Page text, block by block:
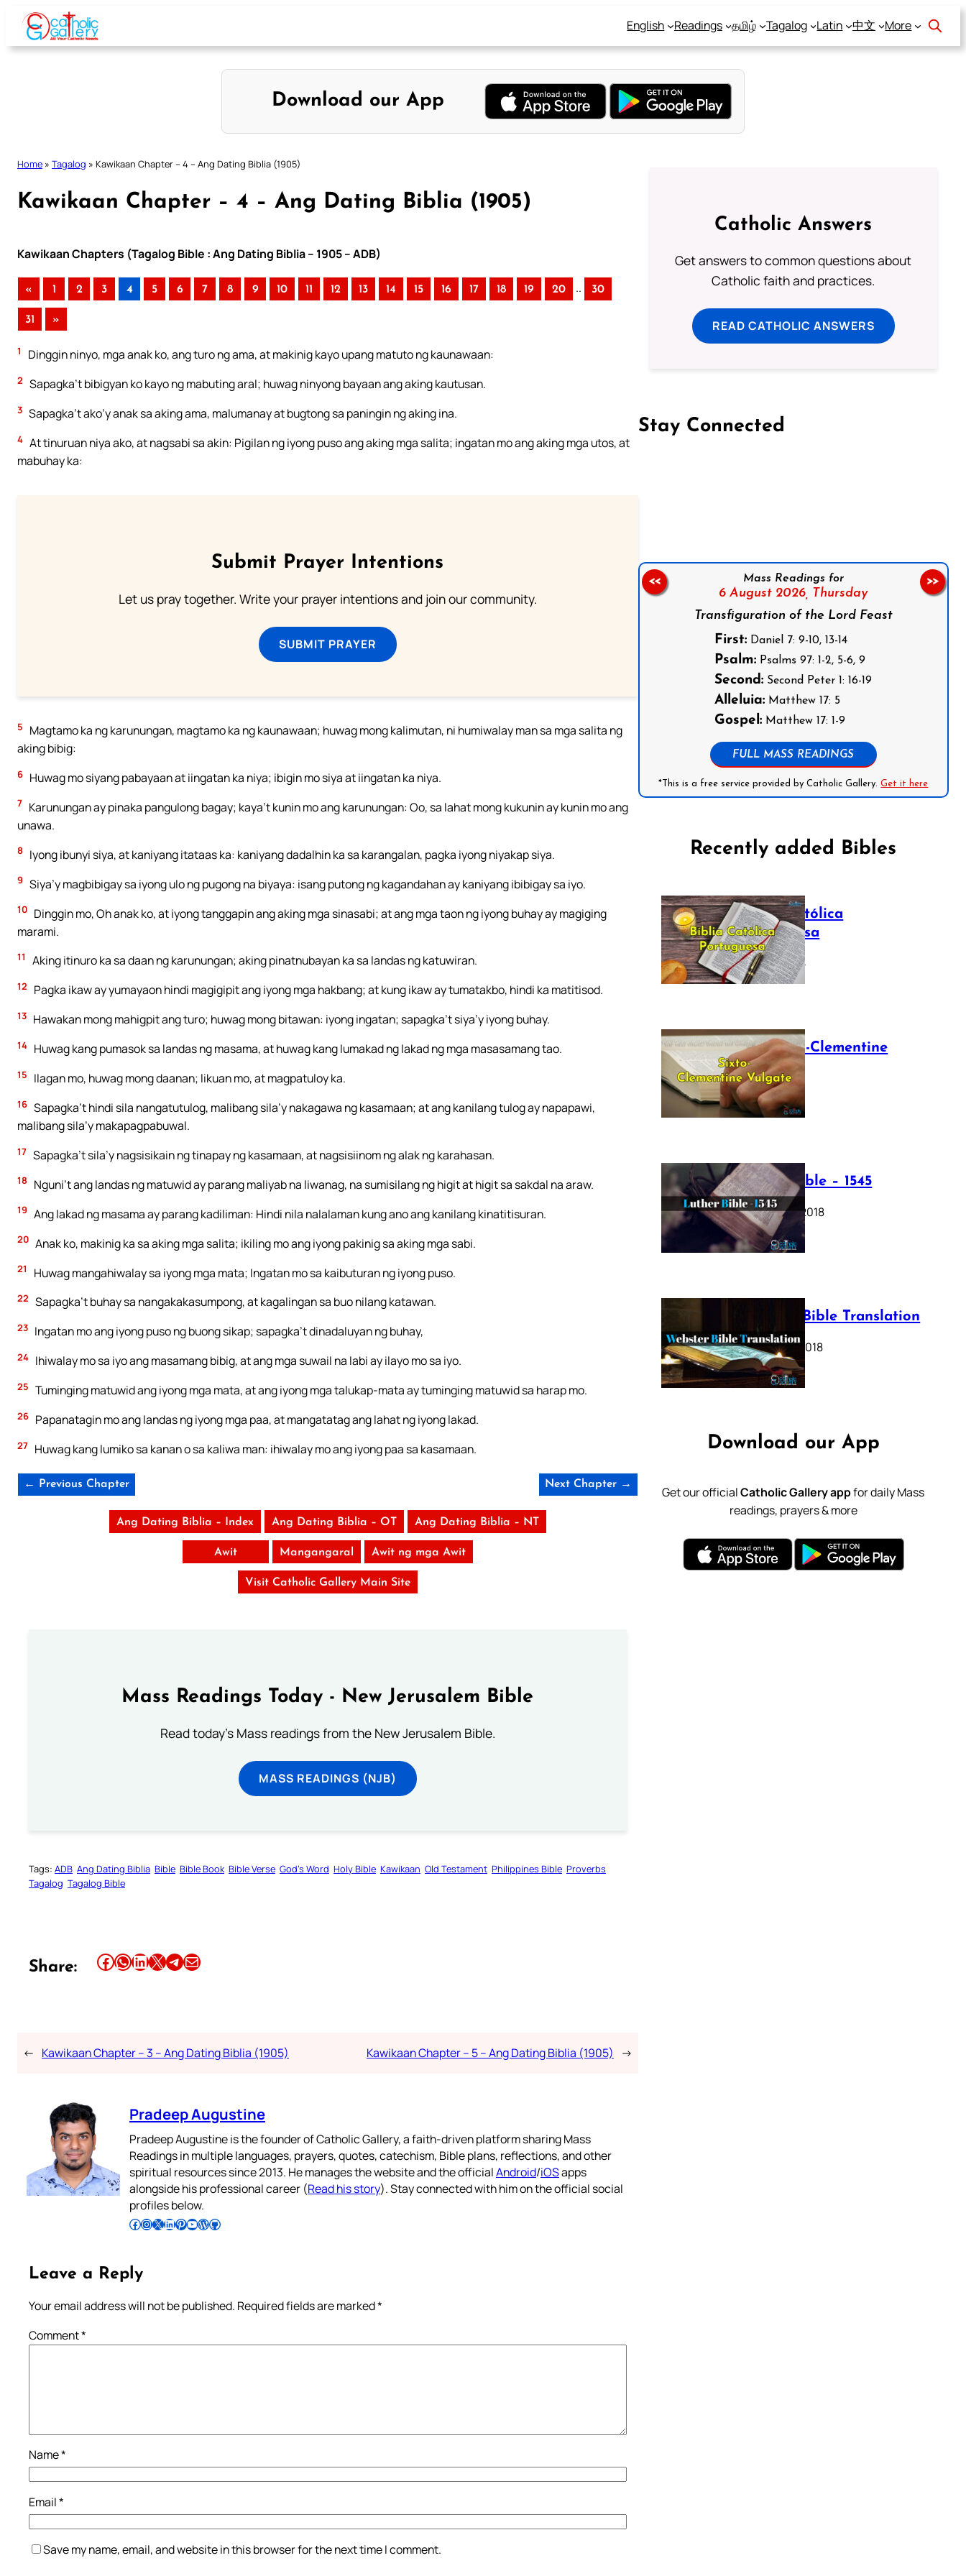
Skip
content
English Readings தமிழ் Tagalog Latin 中文 More
Download our App
Home » Tagalog » Kawikaan Chapter – 4 – Ang Dating Biblia (1905)
Kawikaan Chapter – 4 – Ang Dating Biblia (1905)
Kawikaan Chapters (Tagalog Bible : Ang Dating Biblia – 1905 – ADB)
« 1 2 3 4 5 6 7 8 9 10 11 12 13 14 15 16 17 18 19 20 .. 30
31 »
1 Dinggin ninyo, mga anak ko, ang turo ng ama, at makinig kayo upang matuto ng kaunawaan:
2 Sapagka’t bibigyan ko kayo ng mabuting aral; huwag ninyong bayaan ang aking kautusan.
3 Sapagka’t ako’y anak sa aking ama, malumanay at bugtong sa paningin ng aking ina.
4 At tinuruan niya ako, at nagsabi sa akin: Pigilan ng iyong puso ang aking mga salita; ingatan mo ang aking mga utos, at
mabuhay ka:
Submit Prayer Intentions
Let us pray together. Write your prayer intentions and join our community.
SUBMIT PRAYER
5
Magtamo ka ng karunungan, magtamo ka ng kaunawaan; huwag mong kalimutan, ni humiwalay man sa mga salita ng
aking bibig:
6 Huwag mo siyang pabayaan at iingatan ka niya; ibigin mo siya at iingatan ka niya.
7 Karunungan ay pinaka pangulong bagay; kaya’t kunin mo ang karunungan: Oo, sa lahat mong kukunin ay kunin mo ang
unawa.
8 Iyong ibunyi siya, at kaniyang itataas ka: kaniyang dadalhin ka sa karangalan, pagka iyong niyakap siya.
9 Siya’y magbibigay sa iyong ulo ng pugong na biyaya: isang putong ng kagandahan ay kaniyang ibibigay sa iyo.
10 Dinggin mo, Oh anak ko, at iyong tanggapin ang aking mga sinasabi; at ang mga taon ng iyong buhay ay magiging
marami.
11 Aking itinuro ka sa daan ng karunungan; aking pinatnubayan ka sa landas ng katuwiran.
12 Pagka ikaw ay yumayaon hindi magigipit ang iyong mga hakbang; at kung ikaw ay tumatakbo, hindi ka matitisod.
13 Hawakan mong mahigpit ang turo; huwag mong bitawan: iyong ingatan; sapagka’t siya’y iyong buhay.
14 Huwag kang pumasok sa landas ng masama, at huwag kang lumakad ng lakad ng mga masasamang tao.
15 Ilagan mo, huwag mong daanan; likuan mo, at magpatuloy ka.
16 Sapagka’t hindi sila nangatutulog, malibang sila’y nakagawa ng kasamaan; at ang kanilang tulog ay napapawi,
malibang sila’y makapagpabuwal.
17 Sapagka’t sila’y nagsisikain ng tinapay ng kasamaan, at nagsisiinom ng alak ng karahasan.
18 Nguni’t ang landas ng matuwid ay parang maliyab na liwanag, na sumisilang ng higit at higit sa sakdal na araw.
19 Ang lakad ng masama ay parang kadiliman: Hindi nila nalalaman kung ano ang kanilang kinatitisuran.
20 Anak ko, makinig ka sa aking mga salita; ikiling mo ang iyong pakinig sa aking mga sabi.
21 Huwag mangahiwalay sa iyong mga mata; Ingatan mo sa kaibuturan ng iyong puso.
22 Sapagka’t buhay sa nangakakasumpong, at kagalingan sa buo nilang katawan.
23 Ingatan mo ang iyong puso ng buong sikap; sapagka’t dinadaluyan ng buhay,
24 Ihiwalay mo sa iyo ang masamang bibig, at ang mga suwail na labi ay ilayo mo sa iyo.
25 Tuminging matuwid ang iyong mga mata, at ang iyong mga talukap-mata ay tuminging matuwid sa harap mo.
26 Papanatagin mo ang landas ng iyong mga paa, at mangatatag ang lahat ng iyong lakad.
27 Huwag kang lumiko sa kanan o sa kaliwa man: ihiwalay mo ang iyong paa sa kasamaan.
← Previous Chapter Next Chapter →
Ang Dating Biblia – Index Ang Dating Biblia – OT Ang Dating Biblia – NT
Awit Mangangaral Awit ng mga Awit
Visit Catholic Gallery Main Site
Mass Readings Today - New Jerusalem Bible
Read today's Mass readings from the New Jerusalem Bible.
MASS READINGS (NJB)
Tags: ADB Ang Dating Biblia Bible Bible Book Bible Verse God’s Word Holy Bible Kawikaan Old Testament Philippines Bible Proverbs
Tagalog Tagalog Bible
Share: Share this article on Facebook Share this article on WhatsApp Share this article on LinkedIn Share this article on X Share this article on TelegramEmail this Article
← Kawikaan Chapter – 3 – Ang Dating Biblia (1905) Kawikaan Chapter – 5 – Ang Dating Biblia (1905) →
Pradeep Augustine
Pradeep Augustine is the founder of Catholic Gallery, a faith-driven platform sharing Mass
Readings in multiple languages, prayers, quotes, catechism, Bible plans, reflections, and other
spiritual resources since 2013. He manages the website and the officialAndroid/iOSapps
alongside his professional career (Read his story). Stay connected with him on the official social
profiles below.
Follow Pradeep on Facebook Follow Pradeep on InstagramFollow Pradeep on X Follow Pradeep on LinkedIn Follow Pradeep on Pinterest Subscribe to Pradeep’s Youtube Channel Follow Pradeep on WordPress Follow Pradeep on GitHub
Leave a Reply
Your email address will not be published. Required fields are marked*
Comment*
Name*
Email*
Save my name, email, and website in this browser for the next time I comment.
Catholic Answers
Get answers to common questions about
Catholic faith and practices.
READ CATHOLIC ANSWERS
Stay Connected
Mass Readings for
6 August 2026, Thursday
Transfiguration of the Lord Feast
First: Daniel 7: 9-10, 13-14
Psalm: Psalms 97: 1-2, 5-6, 9
Second: Second Peter 1: 16-19
Alleluia: Matthew 17: 5
Gospel: Matthew 17: 1-9
FULL MASS READINGS
*This is a free service provided by Catholic Gallery.Get it here
<< >>
Recently added Bibles
Bíblia Católica
Portuguesa
July 16, 2025
The Sixto-Clementine
Vulgate
July 12, 2025
Luther Bible – 1545
October 17, 2018
Webster Bible Translation
October 11, 2018
Download our App
Get our officialCatholic Gallery appfor daily Mass
readings, prayers & more